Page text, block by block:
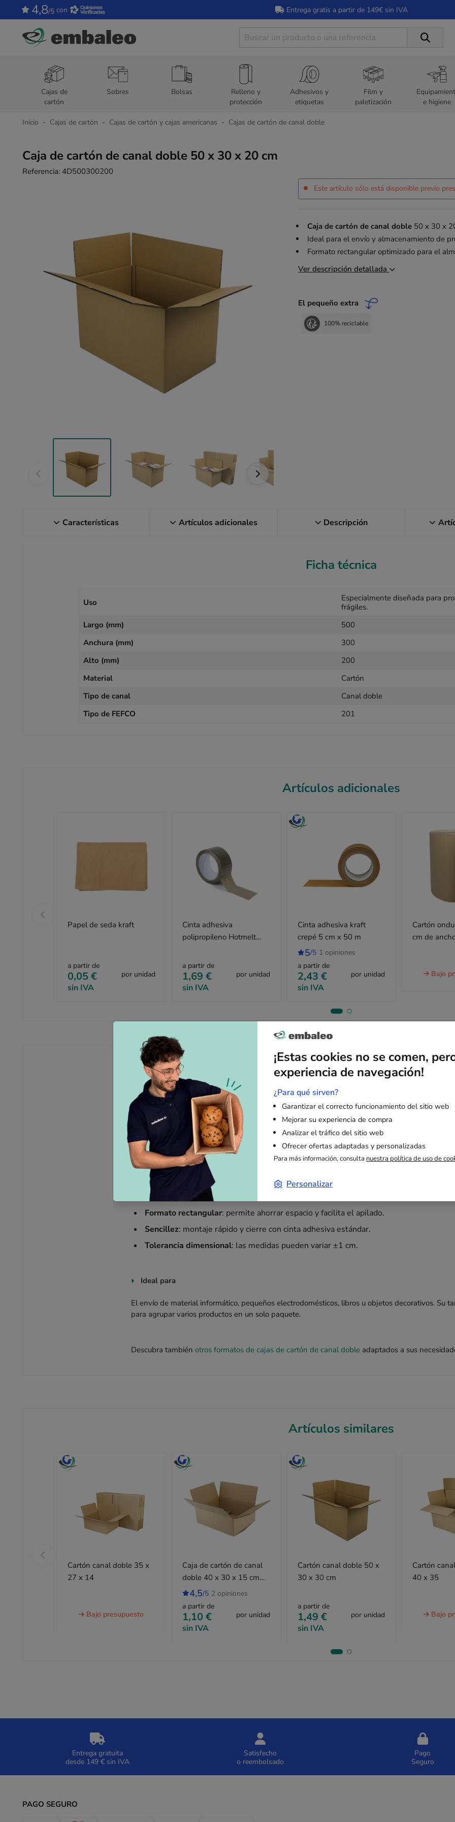
4,8/5 con Entrega gratis a partir de 149€ sin IVA
Cajas de
cartón
Sobres Bolsas
Relleno y
protección
Adhesivos y
etiquetas
Film y
paletización
e higiene
Inicio Cajas de cartón Cajas de cartón y cajas americanas Cajas de cartón de canal doble
Caja de cartón de canal doble 50 x 30 x 20 cm
Referencia: 4D500300200
Este artículo sólo está disponible previo
Caja de cartón de canal doble50 x 30 x
Ideal para el envío y almacenamiento de
Formato rectangular optimizado para el
Ver descripción detallada
El pequeño extra
100% reciclable
Características Artículos adicionales Descripción
Ficha técnica
Uso
Especialmente diseñada para
frágiles.
Largo (mm)
500
Anchura (mm)
300
Alto (mm)
200
Material
Cartón
Tipo de canal
Canal doble
Tipo de FEFCO
201
Artículos adicionales
Papel de seda kraft
a partir de
0,05 €
sin IVA
por unidad
Cinta adhesiva
polipropileno Hotmelt
a partir de
1,69 €
sin IVA
por unidad
Cinta adhesiva kraft
crepé 5 cm x 50 m
5/5 1 opiniones
a partir de
2,43 €
sin IVA
por unidad
Cartón
cm de
Bajo
Descripción
Una caja de cartón rectangular, resistente y funcional
Con unas dimensiones de50 x 30 x 20 cm
, esta caja de cartón de canal doble ofrece el
y practicidad. Garantiza la seguridad de sus productos de tamaño medio y facilita su transporte,
Ventajas clave
Protección reforzada
: el cartón de canal doble absorbe los impactos y protege su
Formato rectangular: permite ahorrar espacio y facilita el apilado.
Sencillez: montaje rápido y cierre con cinta adhesiva estándar.
Tolerancia dimensional: las medidas pueden variar ±1 cm.
Ideal para
El envío de material informático, pequeños electrodomésticos, libros u objetos decorativos. Su
para agrupar varios productos en un solo paquete.
Descubra tambiénotros formatos de cajas de cartón de canal doble adaptados a sus
Artículos similares
Cartón canal doble 35 x
27 x 14
Bajo presupuesto
Caja de cartón de canal
doble 40 x 30 x 15 cm
tipo GALIA A14
4,5/5 2 opiniones
a partir de
1,10 €
sin IVA
por unidad
Cartón canal doble 50 x
30 x 30 cm
a partir de
1,49 €
sin IVA
por unidad
Cartón
40 x 35
Bajo
Entrega gratuita
desde 149 € sin IVA
Satisfecho
o reembolsado
Pago
Seguro
PAGO SEGURO
¡Estas cookies no se comen,
experiencia de navegación!
¿Para qué sirven?
Garantizar el correcto funcionamiento del sitio web
Mejorar su experiencia de compra
Analizar el tráfico del sitio web
Ofrecer ofertas adaptadas y personalizadas
Para más información, consulta nuestra política de uso de
Personalizar